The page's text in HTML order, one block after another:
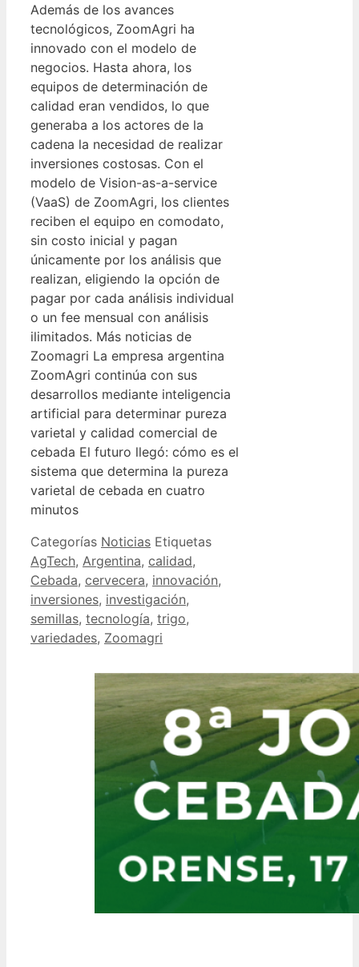
Además de los avances
tecnológicos, ZoomAgri ha
innovado con el modelo de
negocios. Hasta ahora, los
equipos de determinación de
calidad eran vendidos, lo que
generaba a los actores de la
cadena la necesidad de realizar
inversiones costosas. Con el
modelo de Vision-as-a-service
(VaaS) de ZoomAgri, los clientes
reciben el equipo en comodato,
sin costo inicial y pagan
únicamente por los análisis que
realizan, eligiendo la opción de
pagar por cada análisis individual
o un fee mensual con análisis
ilimitados. Más noticias de
Zoomagri La empresa argentina
ZoomAgri continúa con sus
desarrollos mediante inteligencia
artificial para determinar pureza
varietal y calidad comercial de
cebada El futuro llegó: cómo es el
sistema que determina la pureza
varietal de cebada en cuatro
minutos
Categorías Noticias Etiquetas
AgTech, Argentina, calidad,
Cebada, cervecera, innovación,
inversiones, investigación,
semillas, tecnología, trigo,
variedades, Zoomagri